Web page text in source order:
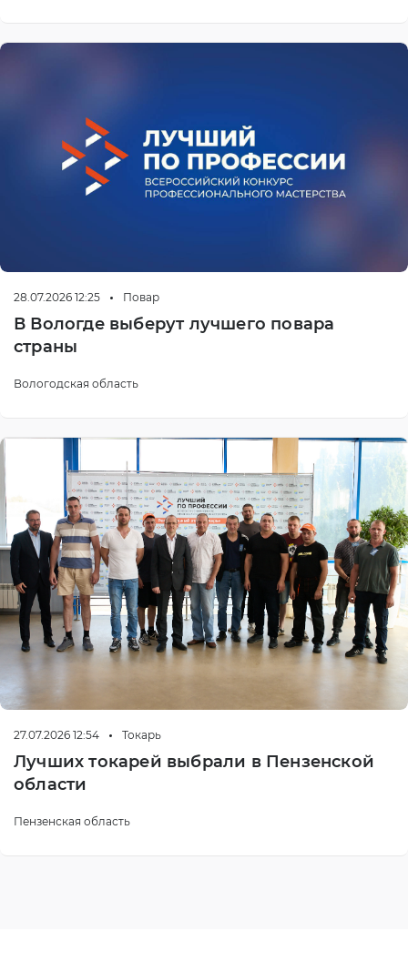
28.07.2026 12:25 Повар
В Вологде выберут лучшего повара
страны
Вологодская область
27.07.2026 12:54 Токарь
Лучших токарей выбрали в Пензенской
области
Пензенская область